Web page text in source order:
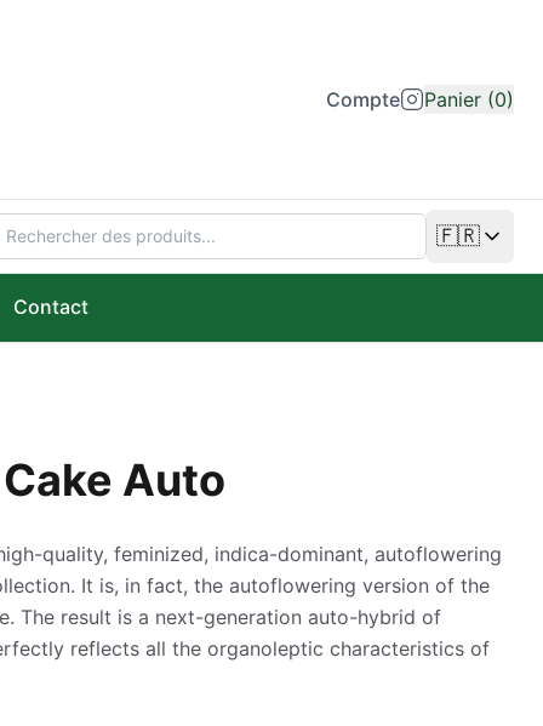
Compte Panier (0)
🇫🇷
Changer
Contact
Auto
quality, feminized, indica-dominant, autoflowering
It is, in fact, the autoflowering version of the
The result is a next-generation auto-hybrid of
reflects all the organoleptic characteristics of